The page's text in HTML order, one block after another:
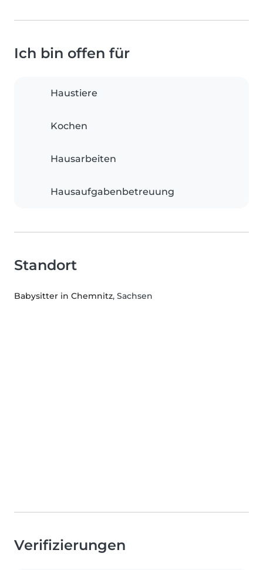
Ich bin offen für
Haustiere
Kochen
Hausarbeiten
Hausaufgabenbetreuung
Standort
Babysitter in Chemnitz, Sachsen
Verifizierungen